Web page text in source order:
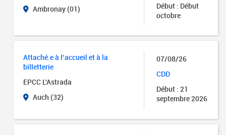
Ambronay (01)
Début : Début
octobre
Attaché.e à l’accueil et à la
billetterie
EPCC L'Astrada
Auch (32)
07/08/26
CDD
Début : 21
septembre 2026